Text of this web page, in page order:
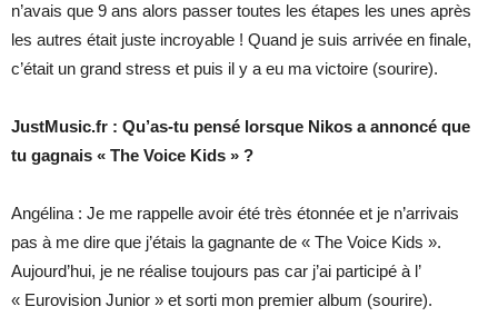
n’avais que 9 ans alors passer toutes les étapes les unes après
les autres était juste incroyable ! Quand je suis arrivée en finale,
c’était un grand stress et puis il y a eu ma victoire (sourire).
JustMusic.fr : Qu’as-tu pensé lorsque Nikos a annoncé que
tu gagnais « The Voice Kids » ?
Angélina : Je me rappelle avoir été très étonnée et je n’arrivais
pas à me dire que j’étais la gagnante de « The Voice Kids ».
Aujourd’hui, je ne réalise toujours pas car j’ai participé à l’
« Eurovision Junior » et sorti mon premier album (sourire).